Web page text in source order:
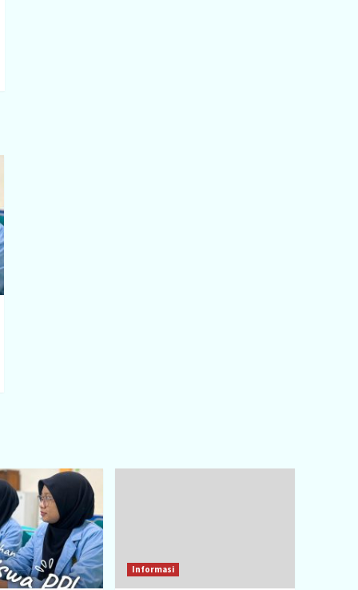
Informasi